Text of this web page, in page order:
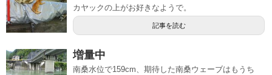
カヤックの上がお好きなようで。
記事を読む
増量中
南桑水位で159cm、期待した南桑ウェーブはもうち